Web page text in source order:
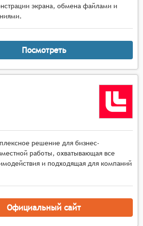
а также контроля активности
инструменты с
чатом, функцией
приватными сообщениями,
комментирования материалов в
экрана, обмена файлами и
Посмотреть
решение для бизнес-
работы, охватывающая все
и подходящая для компаний
Официальный сайт